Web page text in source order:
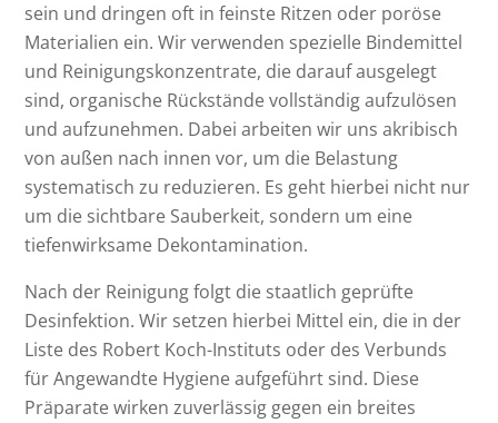
sein und dringen oft in feinste Ritzen oder poröse
Materialien ein. Wir verwenden spezielle Bindemittel
und Reinigungskonzentrate, die darauf ausgelegt
sind, organische Rückstände vollständig aufzulösen
und aufzunehmen. Dabei arbeiten wir uns akribisch
von außen nach innen vor, um die Belastung
systematisch zu reduzieren. Es geht hierbei nicht nur
um die sichtbare Sauberkeit, sondern um eine
tiefenwirksame Dekontamination.
Nach der Reinigung folgt die staatlich geprüfte
Desinfektion. Wir setzen hierbei Mittel ein, die in der
Liste des Robert Koch-Instituts oder des Verbunds
für Angewandte Hygiene aufgeführt sind. Diese
Präparate wirken zuverlässig gegen ein breites